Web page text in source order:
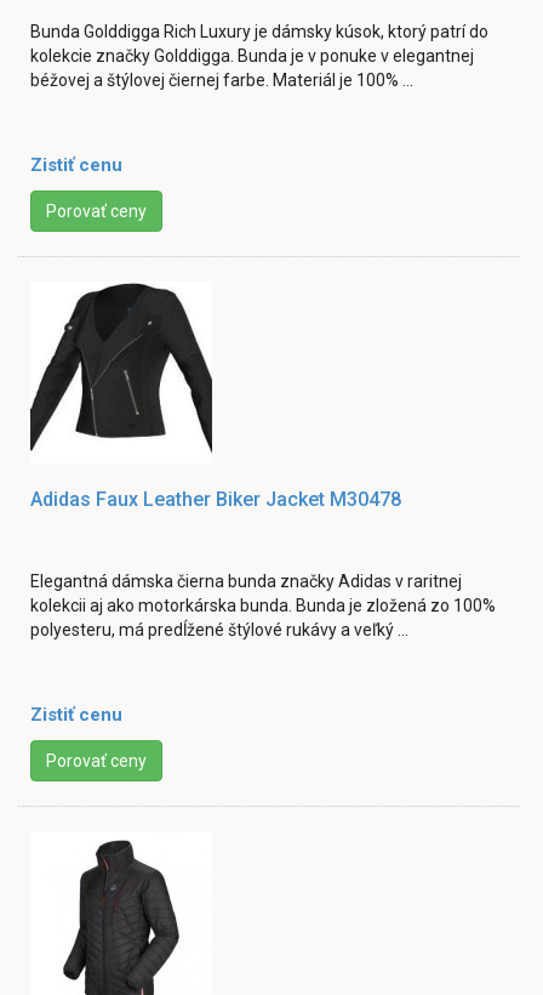
Bunda Golddigga Rich Luxury je dámsky kúsok, ktorý patrí do
kolekcie značky Golddigga. Bunda je v ponuke v elegantnej
béžovej a štýlovej čiernej farbe. Materiál je 100% ...
Zistiť cenu
Porovať ceny
Adidas Faux Leather Biker Jacket M30478
Elegantná dámska čierna bunda značky Adidas v raritnej
kolekcii aj ako motorkárska bunda. Bunda je zložená zo 100%
polyesteru, má predĺžené štýlové rukávy a veľký ...
Zistiť cenu
Porovať ceny